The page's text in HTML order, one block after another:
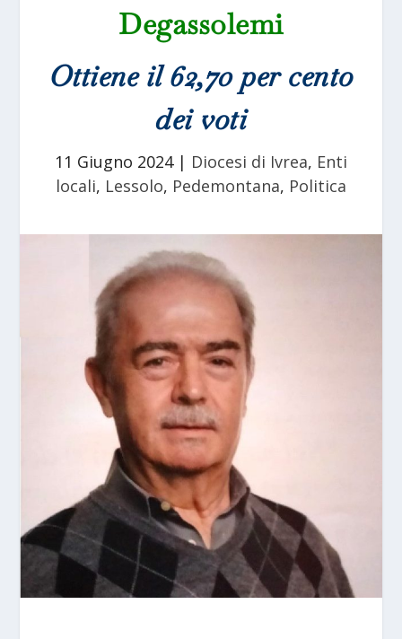
Degassolemi
Ottiene il 62,70 per cento
dei voti
11 Giugno 2024| Diocesi di Ivrea, Enti
locali, Lessolo, Pedemontana, Politica